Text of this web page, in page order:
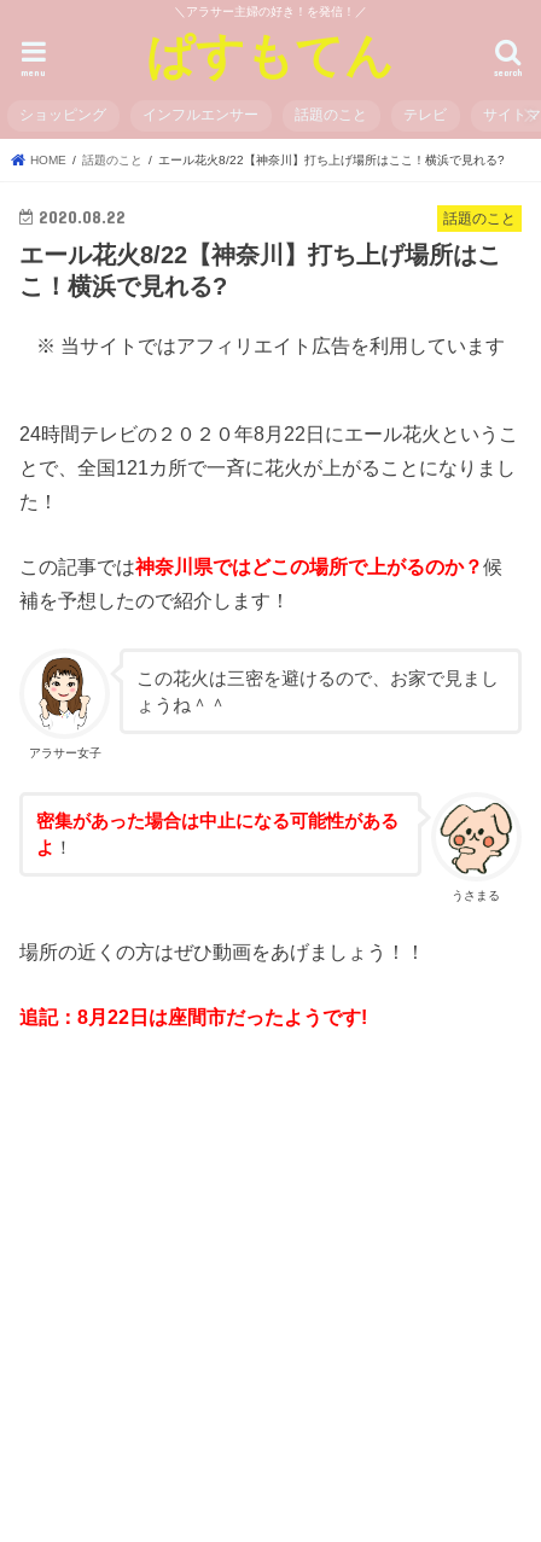
＼アラサー主婦の好き！を発信！／
ぱすもてん search
menu
ショッピング インフルエンサー 話題のこと テレビ サイト
HOME 話題のこと エール花火8/22【神奈川】打ち上げ場所はここ！横浜で見れる?
話題のこと
2020.08.22
エール花火8/22【神奈川】打ち上げ場所はこ
こ！横浜で見れる?
※ 当サイトではアフィリエイト広告を利用しています
24時間テレビの２０２０年8月22日にエール花火というこ
とで、全国121カ所で一斉に花火が上がることになりまし
た！
この記事では神奈川県ではどこの場所で上がるのか？候
補を予想したので紹介します！
アラサー女子
この花火は三密を避けるので、お家で見まし
ょうね＾＾
うさまる
密集があった場合は中止になる可能性がある
よ ！
場所の近くの方はぜひ動画をあげましょう！！
追記：8月22日は座間市だったようです!